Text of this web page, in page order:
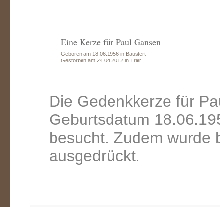
Eine Kerze für Paul Gansen
Geboren am 18.06.1956 in Baustert
Gestorben am 24.04.2012 in Trier
Die Gedenkkerze für
Geburtsdatum
besucht. Zudem wurde
ausgedrückt.